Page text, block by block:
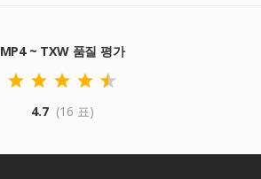
MP4 ~ TXW 품질 평가
4.7 (16 표)